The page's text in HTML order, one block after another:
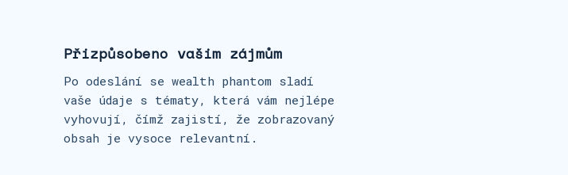
Přizpůsobeno vašim zájmům
Po odeslání se wealth phantom sladí
vaše údaje s tématy, která vám nejlépe
vyhovují, čímž zajistí, že zobrazovaný
obsah je vysoce relevantní.